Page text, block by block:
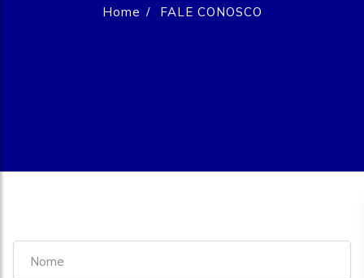
Home FALE CONOSCO